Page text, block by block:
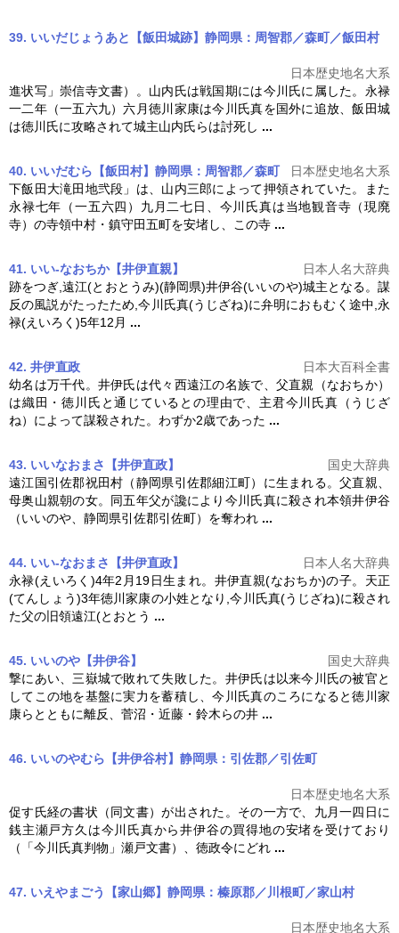
39. いいだじょうあと【飯田城跡】静岡県：周智郡／森町／飯田村
日本歴史地名大系
進状写」崇信寺文書）。山内氏は戦国期には今川氏に属した。永禄
一二年（一五六九）六月徳川家康は今川氏真を国外に追放、飯田城
は徳川氏に攻略されて城主山内氏らは討死し ...
40. いいだむら【飯田村】静岡県：周智郡／森町
日本歴史地名大系
下飯田大滝田地弐段」は、山内三郎によって押領されていた。また
永禄七年（一五六四）九月二七日、 今川氏真は当地観音寺（現廃
寺）の寺領中村・鎮守田五町を安堵し、この寺 ...
41. いい-なおちか【井伊直親】
日本人名大辞典
跡をつぎ,遠江(とおとうみ)(静岡県)井伊谷(いいのや)城主となる。謀
反の風説がたったため,今川氏真(うじざね)に弁明におもむく途中,永
禄(えいろく)5年12月 ...
42. 井伊直政
日本大百科全書
幼名は万千代。井伊氏は代々西遠江の名族で、父直親（なおちか）
は織田・徳川氏と通じているとの理由で、主君今川氏真 （うじざ
ね）によって謀殺された。わずか2歳であった ...
43. いいなおまさ【井伊直政】
国史大辞典
遠江国引佐郡祝田村（静岡県引佐郡細江町）に生まれる。父直親、
母奥山親朝の女。同五年父が讒により 今川氏真に殺され本領井伊谷
（いいのや、静岡県引佐郡引佐町）を奪われ ...
44. いい-なおまさ【井伊直政】
日本人名大辞典
永禄(えいろく)4年2月19日生まれ。井伊直親(なおちか)の子。天正
(てんしょう)3年徳川家康の小姓となり,今川氏真(うじざね)に殺され
た父の旧領遠江(とおとう ...
45. いいのや【井伊谷】
国史大辞典
撃にあい、三嶽城で敗れて失敗した。井伊氏は以来今川氏の被官と
してこの地を基盤に実力を蓄積し、今川氏真のころになると徳川家
康らとともに離反、菅沼・近藤・鈴木らの井 ...
46. いいのやむら【井伊谷村】静岡県：引佐郡／引佐町
日本歴史地名大系
促す氏経の書状（同文書）が出された。その一方で、九月一四日に
銭主瀬戸方久は今川氏真から井伊谷の買得地の安堵を受けており
（「今川氏真判物」瀬戸文書）、徳政令にどれ ...
47. いえやまごう【家山郷】静岡県：榛原郡／川根町／家山村
日本歴史地名大系